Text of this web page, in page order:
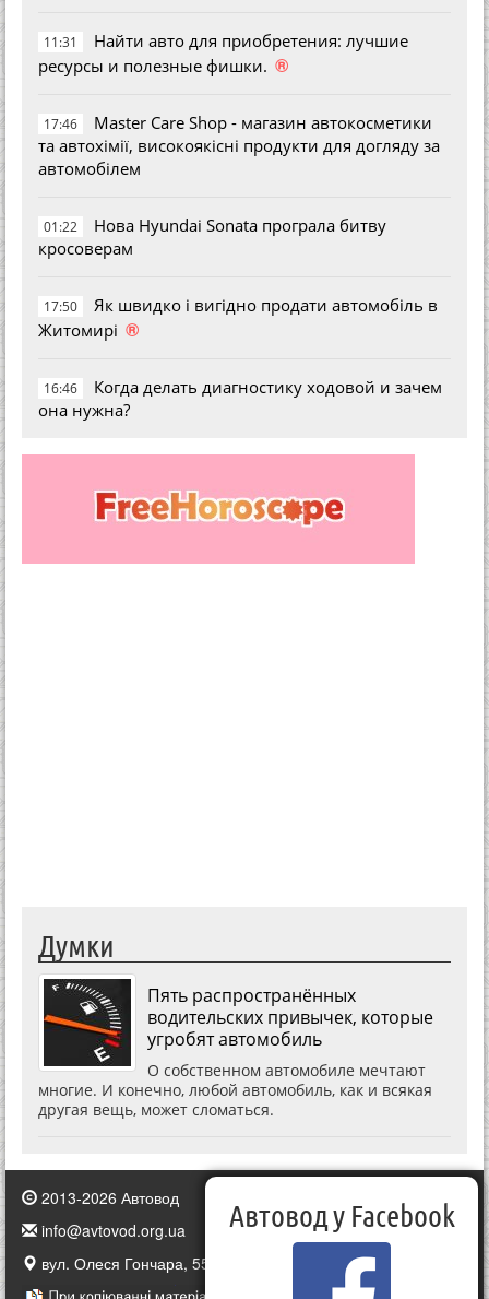
11:31
Найти авто для приобретения: лучшие
ресурсы и полезные фишки. ®
17:46
Master Care Shop - магазин автокосметики
та автохімії, високоякісні продукти для догляду за
автомобілем
01:22
Нова Hyundai Sonata програла битву
кросоверам
17:50
Як швидко і вигідно продати автомобіль в
Житомирі ®
16:46
Когда делать диагностику ходовой и зачем
она нужна?
Думки
Пять распространённых
водительских привычек, которые
угробят автомобиль
О собственном автомобиле мечтают
многие. И конечно, любой автомобиль, как и всякая
другая вещь, может сломаться.
2013-2026 Автовод
info@avtovod.org.ua
вул. Олеся Гончара, 55, Київ, Україна
Автовод у Facebook